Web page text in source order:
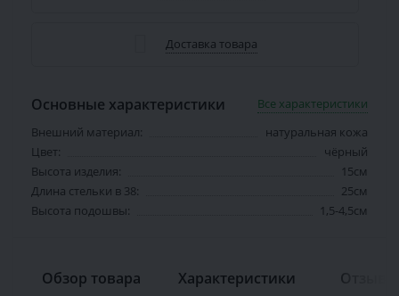
Доставка товара
Основные характеристики
Все характеристики
Внешний материал:
натуральная кожа
Цвет:
чёрный
Высота изделия:
15см
Длина стельки в 38:
25см
Высота подошвы:
1,5-4,5см
Обзор товара Характеристики